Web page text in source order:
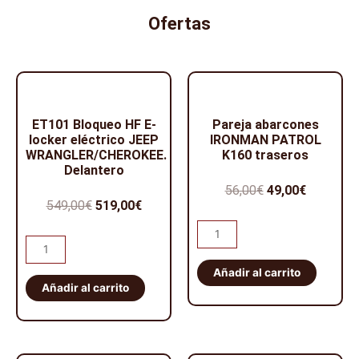
Ofertas
ET101 Bloqueo HF E-
locker eléctrico JEEP
WRANGLER/CHEROKEE.
Delantero
549,00€ El
era:
549,00€.
519,00€El
519,00€.
ET101
Bloqueo
HF
E-
locker
Añadir al carrito
Pareja abarcones
IRONMAN PATROL
K160 traseros
56,00€ El
era:
56,00€.
49,00€El
es:
49,00€.
Pareja
abarcones
IRONMAN
PATROL
K160
Añadir al carrito